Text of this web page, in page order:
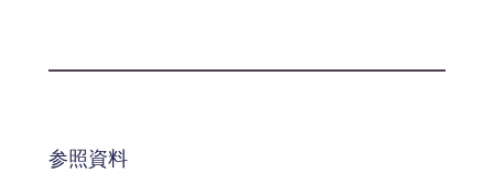
参照資料